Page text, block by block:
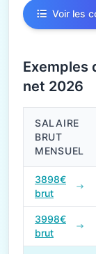
Voir les
Exemples
net 2026
Conversions
SALAIRE
BRUT
MENSUEL
3898€
brut
3998€
brut